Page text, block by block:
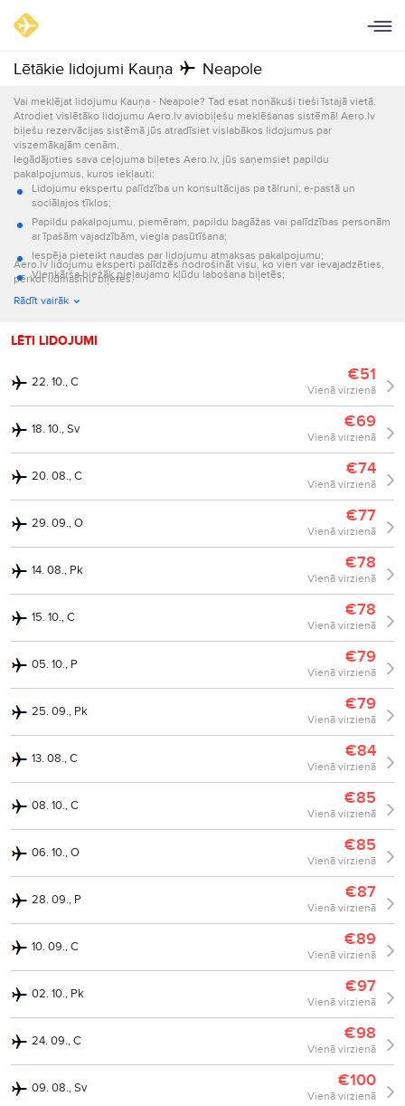
Lētākie lidojumi Kauņa Neapole
Vai meklējat lidojumu Kauņa - Neapole? Tad esat nonākuši tieši īstajā vietā.
Atrodiet vislētāko lidojumu Aero.lv aviobiļešu meklēšanas sistēmā! Aero.lv
biļešu rezervācijas sistēmā jūs atradīsiet vislabākos lidojumus par
viszemākajām cenām.
Iegādājoties sava ceļojuma biļetes Aero.lv, jūs saņemsiet papildu
pakalpojumus, kuros iekļauti:
Lidojumu ekspertu palīdzība un konsultācijas pa tālruni, e-pastā un
sociālajos tīklos;
Papildu pakalpojumu, piemēram, papildu bagāžas vai palīdzības personām
ar īpašām vajadzībām, viegla pasūtīšana;
Iespēja pieteikt naudas par lidojumu atmaksas pakalpojumu;
Vienkārša biežāk pieļaujamo kļūdu labošana biļetēs;
Informācijas par lidojumu nosūtīšana e-pastā un ar īsziņām.
Aero.lv lidojumu eksperti palīdzēs nodrošināt visu, ko vien var ievajadzēties,
pērkot lidmašīnu biļetes.
Rādīt vairāk
LĒTI LIDOJUMI
22. 10., C €51
Vienā virzienā
18. 10., Sv €69
Vienā virzienā
20. 08., C €74
Vienā virzienā
29. 09., O €77
Vienā virzienā
14. 08., Pk €78
Vienā virzienā
15. 10., C €78
Vienā virzienā
05. 10., P €79
Vienā virzienā
25. 09., Pk €79
Vienā virzienā
13. 08., C €84
Vienā virzienā
08. 10., C €85
Vienā virzienā
06. 10., O €85
Vienā virzienā
28. 09., P €87
Vienā virzienā
10. 09., C €89
Vienā virzienā
02. 10., Pk €97
Vienā virzienā
24. 09., C €98
Vienā virzienā
09. 08., Sv €100
Vienā virzienā